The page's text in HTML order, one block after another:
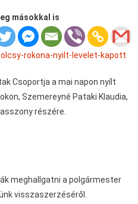
másokkal is
rokona-nyilt-levelet-kapott
Csoportja a mai napon nyílt
Szemereyné Pataki Klaudia,
részére.
meghallgatni a polgármester
visszaszerzéséről.